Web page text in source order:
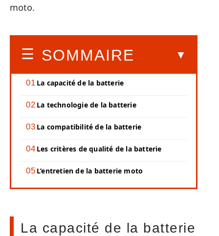
moto.
SOMMAIRE
La capacité de la batterie
La technologie de la batterie
La compatibilité de la batterie
Les critères de qualité de la batterie
L’entretien de la batterie moto
La capacité de la batterie